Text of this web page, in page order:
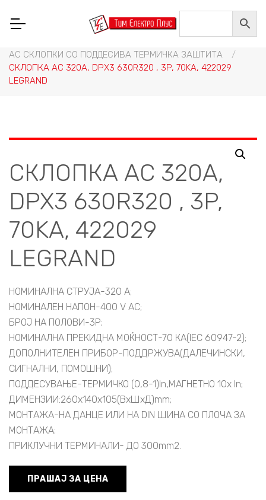
НИСКОНАПОНСКА ОПРЕМА
СКЛОПНА ТЕХНИКА, РЕЛЕИ И ПРЕИНУВАЧИ
АС СКЛОПКИ СО ПОДДЕСИВА ТЕРМИЧКА ЗАШТИТА
/
СКЛОПКА АС 320A, DPX3 630R320 , 3P, 70KA, 422029
LEGRAND
СКЛОПКА АС 320A,
DPX3 630R320 , 3P,
70KA, 422029
LEGRAND
НОМИНАЛНА СТРУЈА-320 A;
НОМИНАЛЕН НАПОН-400 V AC;
БРОЈ НА ПОЛОВИ-3P;
НОМИНАЛНА ПРЕКИДНА МОЌНОСТ-70 КА(IEC 60947-2);
ДОПОЛНИТЕЛЕН ПРИБОР-ПОДДРЖУВА(ДАЛЕЧИНСКИ,
СИГНАЛНИ, ПОМОШНИ);
ПОДДЕСУВАЊЕ-ТЕРМИЧКО (0,8-1)In,МАГНЕТНО 10x In;
ДИМЕНЗИИ:260x140x105(ВxШxД)mm;
МОНТАЖА-НА ДАНЦЕ ИЛИ НА DIN ШИНА СО ПЛОЧА ЗА
МОНТАЖА;
ПРИКЛУЧНИ ТЕРМИНАЛИ- ДО 300mm2.
ПРАШАЈ ЗА ЦЕНА